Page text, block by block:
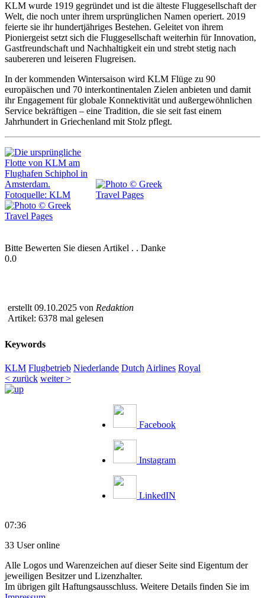
KLM wurde 1919 gegründet und ist die älteste Fluggesellschaft der
Welt, die noch unter ihrem ursprünglichen Namen operiert. 2019
feierte sie ihr hundertjähriges Bestehen. Geleitet von ihrem
Pioniergeist setzt sich die Fluggesellschaft weiterhin für Innovation,
Gastfreundschaft und Nachhaltigkeit ein und strebt stetig nach
saubereren und leiseren Flugreisen.
In der kommenden Wintersaison wird KLM Flüge zu 90
europäischen und 70 interkontinentalen Zielen anbieten und damit
ihr Engagement für globale Konnektivität und außergewöhnlichen
Service bekräftigen – eine Tradition, die sie seit fast einem
Jahrhundert in Griechenland mit Stolz pflegt.
Bitte Bewerten Sie diesen Artikel . . Danke
0.0
erstellt 09.10.2025 von Redaktion
Artikel: 6378 mal gelesen
Keywords
KLM Flugbetrieb Niederlande Dutch Airlines Royal
< zurück weiter >
Facebook
Instagram
LinkedIN
07:36
33 User online
Alle Logos und Warenzeichen auf dieser Seite sind Eigentum der
jeweiligen Besitzer und Lizenzhalter.
Im übrigen gilt Haftungsausschluss. Weitere Details finden Sie im